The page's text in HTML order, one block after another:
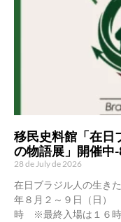
移民史料館「在日
の物語展」開催中
28 de July de 2026
在日ブラジル人の生き
年８月２～９日（日
時 ※最終入場は１６